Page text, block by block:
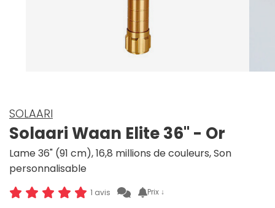
SOLAARI
Solaari Waan Elite 36" - Or
Lame 36" (91 cm), 16,8 millions de couleurs, Son
personnalisable
1 avis Prix ↓